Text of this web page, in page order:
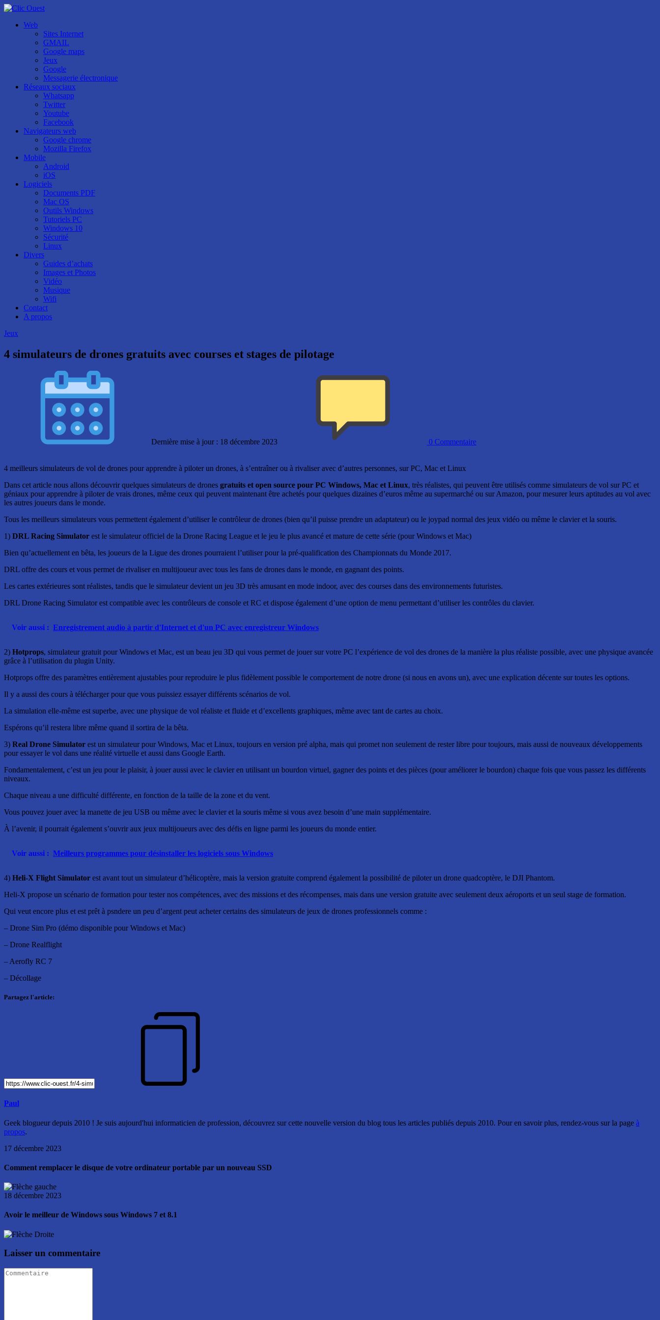
Web
Sites Internet
GMAIL
Google maps
Jeux
Google
Messagerie électronique
Réseaux sociaux
Whatsapp
Twitter
Youtube
Facebook
Navigateurs web
Google chrome
Mozilla Firefox
Mobile
Android
iOS
Logiciels
Documents PDF
Mac OS
Outils Windows
Tutoriels PC
Windows 10
Sécurité
Linux
Divers
Guides d’achats
Images et Photos
Vidéo
Musique
Wifi
Contact
A propos
Jeux
4 simulateurs de drones gratuits avec courses et stages de pilotage
Dernière mise à jour : 18 décembre 2023 0 Commentaire
4 meilleurs simulateurs de vol de drones pour apprendre à piloter un drones, à s’entraîner ou à rivaliser avec d’autres personnes, sur PC, Mac et Linux
Dans cet article nous allons découvrir quelques simulateurs de drones gratuits et open source pour PC Windows, Mac et Linux, très réalistes, qui peuvent être utilisés comme simulateurs de vol sur PC et
géniaux pour apprendre à piloter de vrais drones, même ceux qui peuvent maintenant être achetés pour quelques dizaines d’euros même au supermarché ou sur Amazon, pour mesurer leurs aptitudes au vol avec
les autres joueurs dans le monde.
Tous les meilleurs simulateurs vous permettent également d’utiliser le contrôleur de drones (bien qu’il puisse prendre un adaptateur) ou le joypad normal des jeux vidéo ou même le clavier et la souris.
1) DRL Racing Simulator est le simulateur officiel de la Drone Racing League et le jeu le plus avancé et mature de cette série (pour Windows et Mac)
Bien qu’actuellement en bêta, les joueurs de la Ligue des drones pourraient l’utiliser pour la pré-qualification des Championnats du Monde 2017.
DRL offre des cours et vous permet de rivaliser en multijoueur avec tous les fans de drones dans le monde, en gagnant des points.
Les cartes extérieures sont réalistes, tandis que le simulateur devient un jeu 3D très amusant en mode indoor, avec des courses dans des environnements futuristes.
DRL Drone Racing Simulator est compatible avec les contrôleurs de console et RC et dispose également d’une option de menu permettant d’utiliser les contrôles du clavier.
Voir aussi : Enregistrement audio à partir d'Internet et d'un PC avec enregistreur Windows
2) Hotprops, simulateur gratuit pour Windows et Mac, est un beau jeu 3D qui vous permet de jouer sur votre PC l’expérience de vol des drones de la manière la plus réaliste possible, avec une physique avancée
grâce à l’utilisation du plugin Unity.
Hotprops offre des paramètres entièrement ajustables pour reproduire le plus fidèlement possible le comportement de notre drone (si nous en avons un), avec une explication décente sur toutes les options.
Il y a aussi des cours à télécharger pour que vous puissiez essayer différents scénarios de vol.
La simulation elle-même est superbe, avec une physique de vol réaliste et fluide et d’excellents graphiques, même avec tant de cartes au choix.
Espérons qu’il restera libre même quand il sortira de la bêta.
3) Real Drone Simulator est un simulateur pour Windows, Mac et Linux, toujours en version pré alpha, mais qui promet non seulement de rester libre pour toujours, mais aussi de nouveaux développements
pour essayer le vol dans une réalité virtuelle et aussi dans Google Earth.
Fondamentalement, c’est un jeu pour le plaisir, à jouer aussi avec le clavier en utilisant un bourdon virtuel, gagner des points et des pièces (pour améliorer le bourdon) chaque fois que vous passez les différents
niveaux.
Chaque niveau a une difficulté différente, en fonction de la taille de la zone et du vent.
Vous pouvez jouer avec la manette de jeu USB ou même avec le clavier et la souris même si vous avez besoin d’une main supplémentaire.
À l’avenir, il pourrait également s’ouvrir aux jeux multijoueurs avec des défis en ligne parmi les joueurs du monde entier.
Voir aussi : Meilleurs programmes pour désinstaller les logiciels sous Windows
4) Heli-X Flight Simulator est avant tout un simulateur d’hélicoptère, mais la version gratuite comprend également la possibilité de piloter un drone quadcoptère, le DJI Phantom.
Heli-X propose un scénario de formation pour tester nos compétences, avec des missions et des récompenses, mais dans une version gratuite avec seulement deux aéroports et un seul stage de formation.
Qui veut encore plus et est prêt à psndere un peu d’argent peut acheter certains des simulateurs de jeux de drones professionnels comme :
– Drone Sim Pro (démo disponible pour Windows et Mac)
– Drone Realflight
– Aerofly RC 7
– Décollage
Partagez l'article:
Paul
Geek blogueur depuis 2010 ! Je suis aujourd'hui informaticien de profession, découvrez sur cette nouvelle version du blog tous les articles publiés depuis 2010. Pour en savoir plus, rendez-vous sur la page à
propos.
17 décembre 2023
Comment remplacer le disque de votre ordinateur portable par un nouveau SSD
18 décembre 2023
Avoir le meilleur de Windows sous Windows 7 et 8.1
Laisser un commentaire